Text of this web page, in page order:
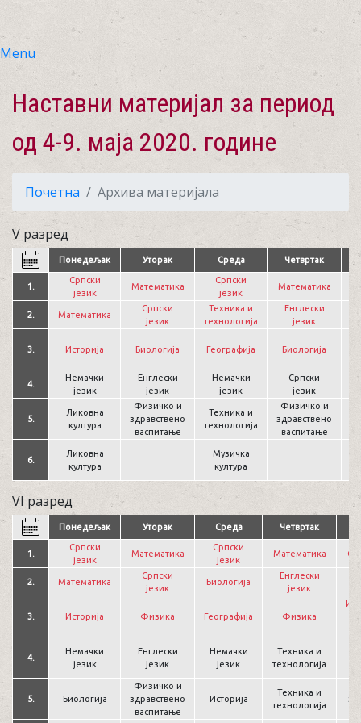
Menu
Наставни материјал за период
од 4-9. маја 2020. године
Почетна Архива материјала
V разред
Понедељак Уторак Среда Четвртак
1.
Српски
језик
Математика
Српски
језик
Математика
2. Математика
Српски
језик
Техника и
технологија
Енглески
језик
3. Историја Биологија Географија Биологија
4.
Немачки
језик
Енглески
језик
Немачки
језик
Српски
језик
5.
Ликовна
култура
Физичко и
здравствено
васпитање
Техника и
технологија
Физичко и
здравствено
васпитање
6.
Ликовна
култура
Музичка
култура
VI разред
Понедељак Уторак Среда Четвртак
1.
Српски
језик
Математика
Српски
језик
Математика
2. Математика
Српски
језик
Биологија
Енглески
језик
3. Историја Физика Географија Физика
4.
Немачки
језик
Енглески
језик
Немачки
језик
Техника и
технологија
5. Биологија
Физичко и
здравствено
васпитање
Историја
Техника и
технологија